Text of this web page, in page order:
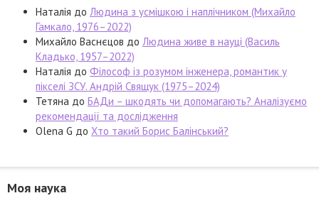
Наталія до Людина з усмішкою і наплічником (Михайло
Гамкало, 1976–2022)
Михайло Васнєцов до Людина живе в науці (Василь
Кладько, 1957–2022)
Наталія до Філософ із розумом інженера, романтик у
пікселі ЗСУ. Андрій Свящук (1975–2024)
Тетяна до БАДи – шкодять чи допомагають? Аналізуємо
рекомендації та дослідження
Olena G до Хто такий Борис Балінський?
Моя наука